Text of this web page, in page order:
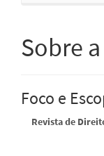
Sobre
Foco e
Revista de